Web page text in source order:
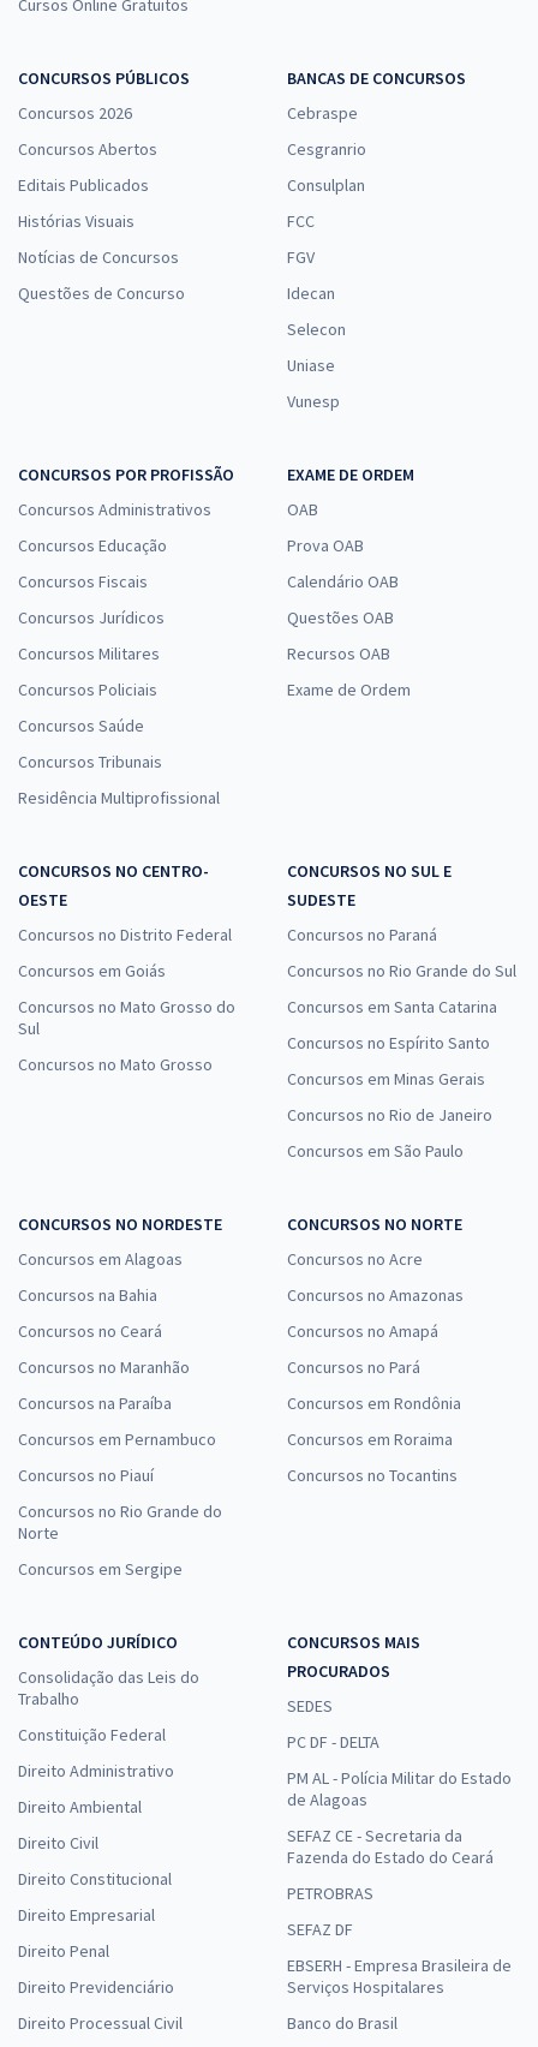
Cursos Online Gratuitos
CONCURSOS PÚBLICOS
Concursos 2026
Concursos Abertos
Editais Publicados
Histórias Visuais
Notícias de Concursos
Questões de Concurso
BANCAS DE CONCURSOS
Cebraspe
Cesgranrio
Consulplan
FCC
FGV
Idecan
Selecon
Uniase
Vunesp
CONCURSOS POR PROFISSÃO
Concursos Administrativos
Concursos Educação
Concursos Fiscais
Concursos Jurídicos
Concursos Militares
Concursos Policiais
Concursos Saúde
Concursos Tribunais
Residência Multiprofissional
EXAME DE ORDEM
OAB
Prova OAB
Calendário OAB
Questões OAB
Recursos OAB
Exame de Ordem
CONCURSOS NO CENTRO-
OESTE
Concursos no Distrito Federal
Concursos em Goiás
Concursos no Mato Grosso do
Sul
Concursos no Mato Grosso
CONCURSOS NO SUL E
SUDESTE
Concursos no Paraná
Concursos no Rio Grande do Sul
Concursos em Santa Catarina
Concursos no Espírito Santo
Concursos em Minas Gerais
Concursos no Rio de Janeiro
Concursos em São Paulo
CONCURSOS NO NORDESTE
Concursos em Alagoas
Concursos na Bahia
Concursos no Ceará
Concursos no Maranhão
Concursos na Paraíba
Concursos em Pernambuco
Concursos no Piauí
Concursos no Rio Grande do
Norte
Concursos em Sergipe
CONCURSOS NO NORTE
Concursos no Acre
Concursos no Amazonas
Concursos no Amapá
Concursos no Pará
Concursos em Rondônia
Concursos em Roraima
Concursos no Tocantins
CONTEÚDO JURÍDICO
Consolidação das Leis do
Trabalho
Constituição Federal
Direito Administrativo
Direito Ambiental
Direito Civil
Direito Constitucional
Direito Empresarial
Direito Penal
Direito Previdenciário
Direito Processual Civil
CONCURSOS MAIS
PROCURADOS
SEDES
PC DF - DELTA
PM AL - Polícia Militar do Estado
de Alagoas
SEFAZ CE - Secretaria da
Fazenda do Estado do Ceará
PETROBRAS
SEFAZ DF
EBSERH - Empresa Brasileira de
Serviços Hospitalares
Banco do Brasil